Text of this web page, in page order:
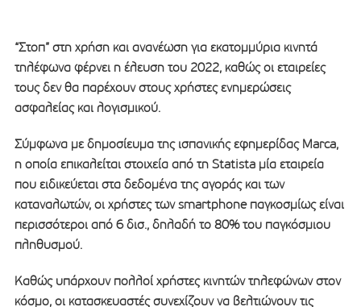
“Στοπ” στη χρήση και ανανέωση για εκατομμύρια κινητά
τηλέφωνα φέρνει η έλευση του 2022, καθώς οι εταιρείες
τους δεν θα παρέχουν στους χρήστες ενημερώσεις
ασφαλείας και λογισμικού.
Σύμφωνα με δημοσίευμα της ισπανικής εφημερίδας Marca,
η οποία επικαλείται στοιχεία από τη Statista μία εταιρεία
που ειδικεύεται στα δεδομένα της αγοράς και των
καταναλωτών, οι χρήστες των smartphone παγκοσμίως είναι
περισσότεροι από 6 δισ., δηλαδή το 80% του παγκόσμιου
πληθυσμού.
Καθώς υπάρχουν πολλοί χρήστες κινητών τηλεφώνων στον
κόσμο, οι κατασκευαστές συνεχίζουν να βελτιώνουν τις